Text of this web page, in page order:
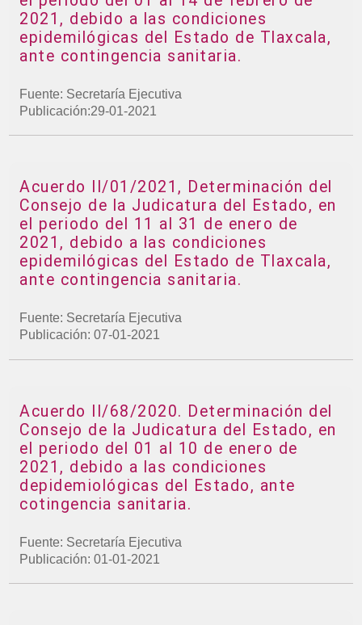
2021, debido a las condiciones
epidemilógicas del Estado de Tlaxcala,
ante contingencia sanitaria.
Fuente: Secretaría Ejecutiva
Publicación:29-01-2021
Acuerdo II/01/2021, Determinación del
Consejo de la Judicatura del Estado, en
el periodo del 11 al 31 de enero de
2021, debido a las condiciones
epidemilógicas del Estado de Tlaxcala,
ante contingencia sanitaria.
Fuente: Secretaría Ejecutiva
Publicación: 07-01-2021
Acuerdo II/68/2020. Determinación del
Consejo de la Judicatura del Estado, en
el periodo del 01 al 10 de enero de
2021, debido a las condiciones
depidemiológicas del Estado, ante
cotingencia sanitaria.
Fuente: Secretaría Ejecutiva
Publicación: 01-01-2021